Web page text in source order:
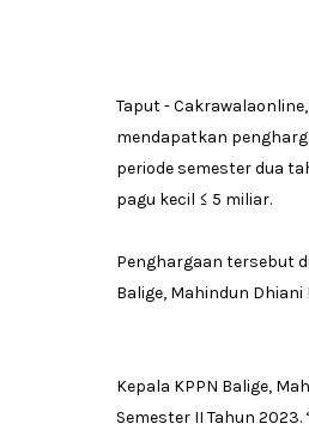
Taput -
mendapatkan
periode semester dua
pagu kecil ≤ 5 miliar.
Penghargaan tersebut
Balige, Mahindun Dhiani
Kepala KPPN Balige,
Semester II Tahun